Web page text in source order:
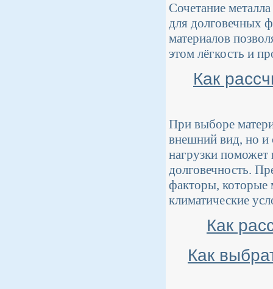
Сочетание
для долговечных
материалов
этом лёгкость и
Как
При выборе
внешний вид, но и
нагрузки поможет
долговечность.
факторы, которые
климатические
Как
Как